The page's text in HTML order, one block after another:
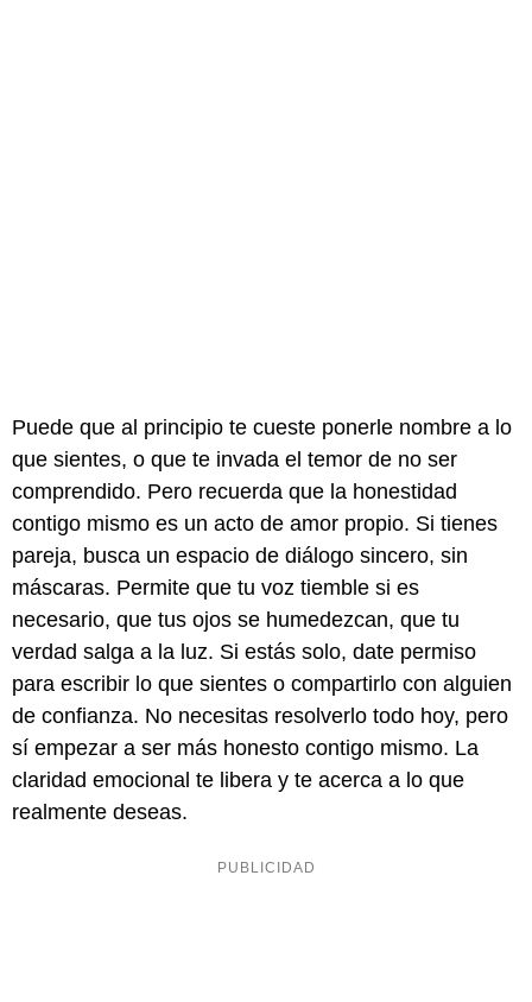
Puede que al principio te cueste ponerle nombre a lo
que sientes, o que te invada el temor de no ser
comprendido. Pero recuerda que la honestidad
contigo mismo es un acto de amor propio. Si tienes
pareja, busca un espacio de diálogo sincero, sin
máscaras. Permite que tu voz tiemble si es
necesario, que tus ojos se humedezcan, que tu
verdad salga a la luz. Si estás solo, date permiso
para escribir lo que sientes o compartirlo con alguien
de confianza. No necesitas resolverlo todo hoy, pero
sí empezar a ser más honesto contigo mismo. La
claridad emocional te libera y te acerca a lo que
realmente deseas.